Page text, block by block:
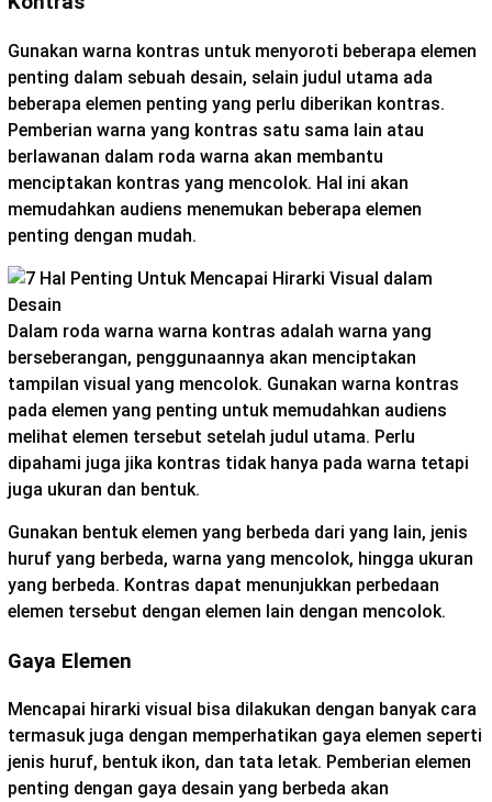
Gunakan warna kontras untuk menyoroti beberapa elemen
penting dalam sebuah desain, selain judul utama ada
beberapa elemen penting yang perlu diberikan kontras.
Pemberian warna yang kontras satu sama lain atau
berlawanan dalam roda warna akan membantu
menciptakan kontras yang mencolok. Hal ini akan
memudahkan audiens menemukan beberapa elemen
penting dengan mudah.
Dalam roda warna warna kontras adalah warna yang
berseberangan, penggunaannya akan menciptakan
tampilan visual yang mencolok. Gunakan warna kontras
pada elemen yang penting untuk memudahkan audiens
melihat elemen tersebut setelah judul utama. Perlu
dipahami juga jika kontras tidak hanya pada warna tetapi
juga ukuran dan bentuk.
Gunakan bentuk elemen yang berbeda dari yang lain, jenis
huruf yang berbeda, warna yang mencolok, hingga ukuran
yang berbeda. Kontras dapat menunjukkan perbedaan
elemen tersebut dengan elemen lain dengan mencolok.
Gaya Elemen
Mencapai hirarki visual bisa dilakukan dengan banyak cara
termasuk juga dengan memperhatikan gaya elemen seperti
jenis huruf, bentuk ikon, dan tata letak. Pemberian elemen
penting dengan gaya desain yang berbeda akan